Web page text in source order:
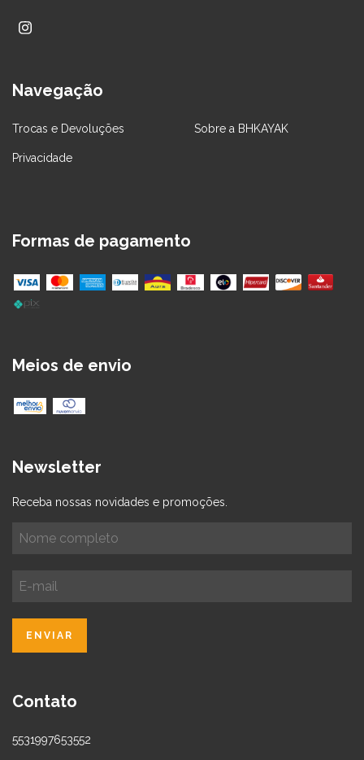
Navegação
Trocas e Devoluções Sobre a BHKAYAK
Privacidade
Formas de pagamento
Meios de envio
Newsletter
Receba nossas novidades e promoções.
Contato
5531997653552